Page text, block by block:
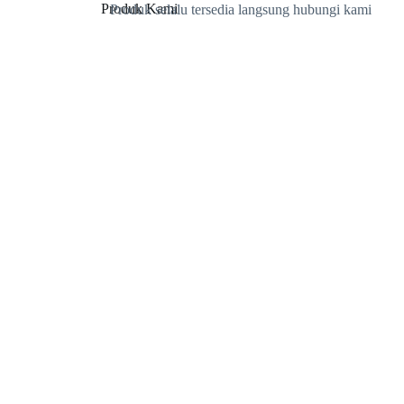
Produk Kami
Produk selalu tersedia langsung hubungi kami